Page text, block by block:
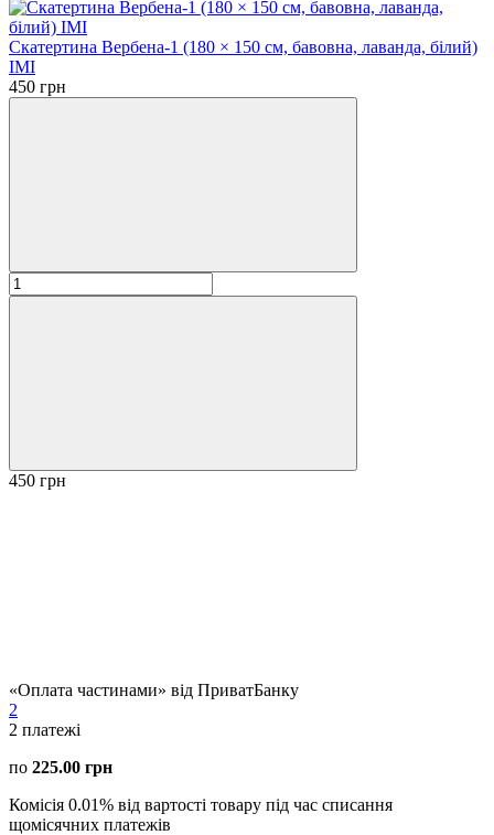
Скатертина Вербена-1 (180 × 150 см, бавовна, лаванда, білий)
IMI
450 грн
450 грн
«Оплата частинами» від ПриватБанку
2
2 платежі
по 225.00 грн
Комісія 0.01% від вартості товару під час списання
щомісячних платежів